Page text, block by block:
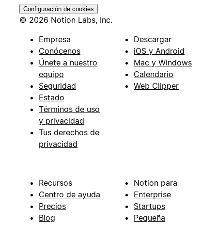
Configuración de cookies
© 2026 Notion Labs, Inc.
Empresa
Conócenos
Únete a nuestro
equipo
Seguridad
Estado
Términos de uso
y privacidad
Tus derechos de
privacidad
Descargar
iOS y Android
Mac y Windows
Calendario
Web Clipper
Recursos
Centro de ayuda
Precios
Blog
Notion para
Enterprise
Startups
Pequeña